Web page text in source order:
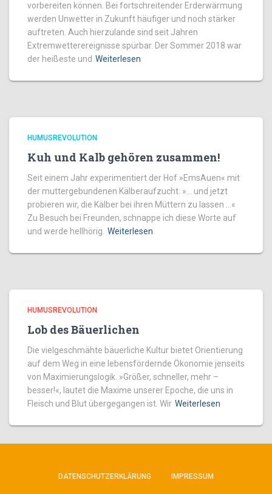
vorbereiten können. Bei fortschreitender Erderwärmung
werden Unwetter in Zukunft häufiger und noch stärker
auftreten. Auch hierzulande sind seit Jahren
Extremwetterereignisse spürbar. Der Sommer 2018 war
der heißeste und Weiterlesen
HUMUSREVOLUTION
Kuh und Kalb gehören zusammen!
Seit einem Jahr experimentiert der Hof »EmsAuen« mit
der muttergebundenen Kälberaufzucht. »… und jetzt
probieren wir, die Kälber bei ihren Müttern zu lassen …«
Zu Besuch bei Freunden, schnappe ich diese Worte auf
und werde hellhörig. Weiterlesen
HUMUSREVOLUTION
Lob des Bäuerlichen
Die vielgeschmähte bäuerliche Kultur ­bietet Orientierung
auf dem Weg in eine lebensfördernde Ökonomie jenseits
von Maximierungslogik. »Größer, schneller, mehr –
besser!«, lautet die Maxime unserer Epoche, die uns in
Fleisch und Blut übergegangen ist. Wir Weiterlesen
DATENSCHUTZERKLÄRUNG IMPRESSUM